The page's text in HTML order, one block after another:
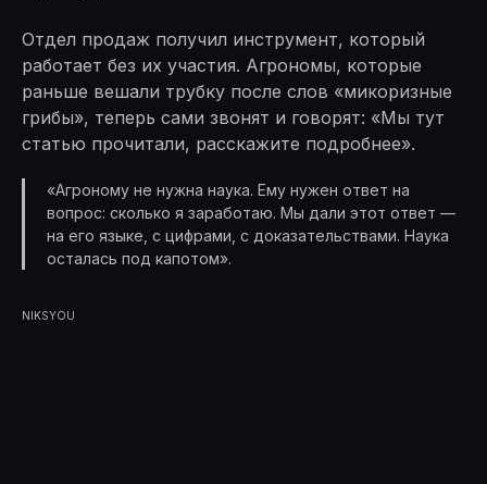
Отдел продаж получил инструмент, который
работает без их участия. Агрономы, которые
раньше вешали трубку после слов «микоризные
грибы», теперь сами звонят и говорят: «Мы тут
статью прочитали, расскажите подробнее».
«Агроному не нужна наука. Ему нужен ответ на
вопрос: сколько я заработаю. Мы дали этот ответ —
на его языке, с цифрами, с доказательствами. Наука
осталась под капотом».
NIKSYOU